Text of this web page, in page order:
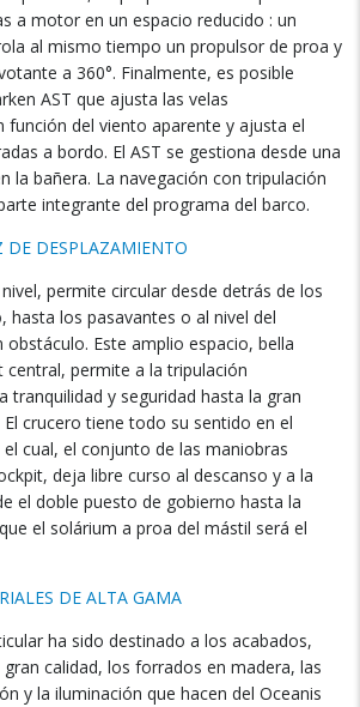
a motor en un espacio reducido : un
al mismo tiempo un propulsor de proa y
a 360°. Finalmente, es posible
AST que ajusta las velas
del viento aparente y ajusta el
a bordo. El AST se gestiona desde una
la bañera. La navegación con tripulación
integrante del programa del barco.
DE DESPLAZAMIENTO
, permite circular desde detrás de los
, hasta los pasavantes o al nivel del
obstáculo. Este amplio espacio, bella
central, permite a la tripulación
tranquilidad y seguridad hasta la gran
El crucero tiene todo su sentido en el
el cual, el conjunto de las maniobras
, deja libre curso al descanso y a la
el doble puesto de gobierno hasta la
el solárium a proa del mástil será el
DE ALTA GAMA
ha sido destinado a los acabados,
calidad, los forrados en madera, las
y la iluminación que hacen del Oceanis